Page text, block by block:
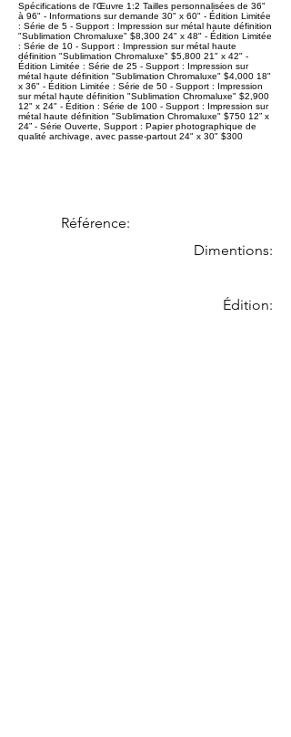
Spécifications de l'Œuvre 1:2 Tailles personnalisées de 36"
à 96" - Informations sur demande 30" x 60" - Édition Limitée
: Série de 5 - Support : Impression sur métal haute définition
"Sublimation Chromaluxe" $8,300 24" x 48" - Édition Limitée
: Série de 10 - Support : Impression sur métal haute
définition "Sublimation Chromaluxe" $5,800 21" x 42" -
Édition Limitée : Série de 25 - Support : Impression sur
métal haute définition "Sublimation Chromaluxe" $4,000 18"
x 36" - Édition Limitée : Série de 50 - Support : Impression
sur métal haute définition "Sublimation Chromaluxe" $2,900
12" x 24" - Édition : Série de 100 - Support : Impression sur
métal haute définition "Sublimation Chromaluxe" $750 12” x
24” - Série Ouverte, Support : Papier photographique de
qualité archivage, avec passe-partout 24" x 30" $300
Référence:
Dimentions:
Édition: